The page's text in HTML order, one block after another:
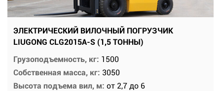
ЭЛЕКТРИЧЕСКИЙ ВИЛОЧНЫЙ ПОГРУЗЧИК
LIUGONG CLG2015A-S (1,5 ТОННЫ)
Грузоподъемность, кг: 1500
Собственная масса, кг: 3050
Высота подъема вил, м: от 2,7 до 6